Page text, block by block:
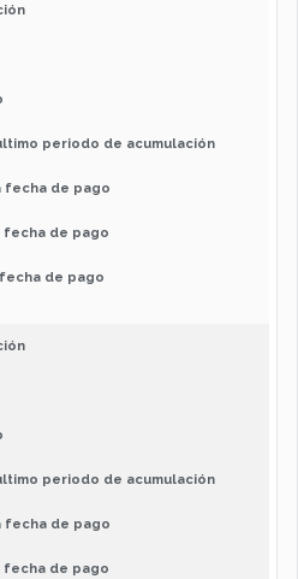
periodo de acumulación
fecha de pago
fecha de pago
de pago
periodo de acumulación
fecha de pago
fecha de pago